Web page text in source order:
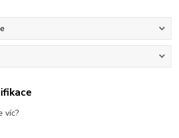
víc?